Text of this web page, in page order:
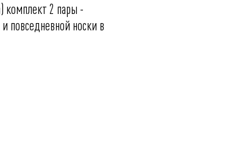
комплект 2 пары -
повседневной носки в